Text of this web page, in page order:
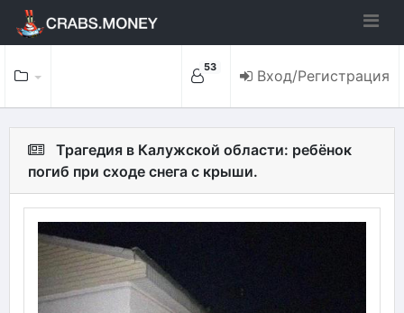
53 Вход/Регистрация
Трагедия в Калужской области: ребёнок
погиб при сходе снега с крыши.